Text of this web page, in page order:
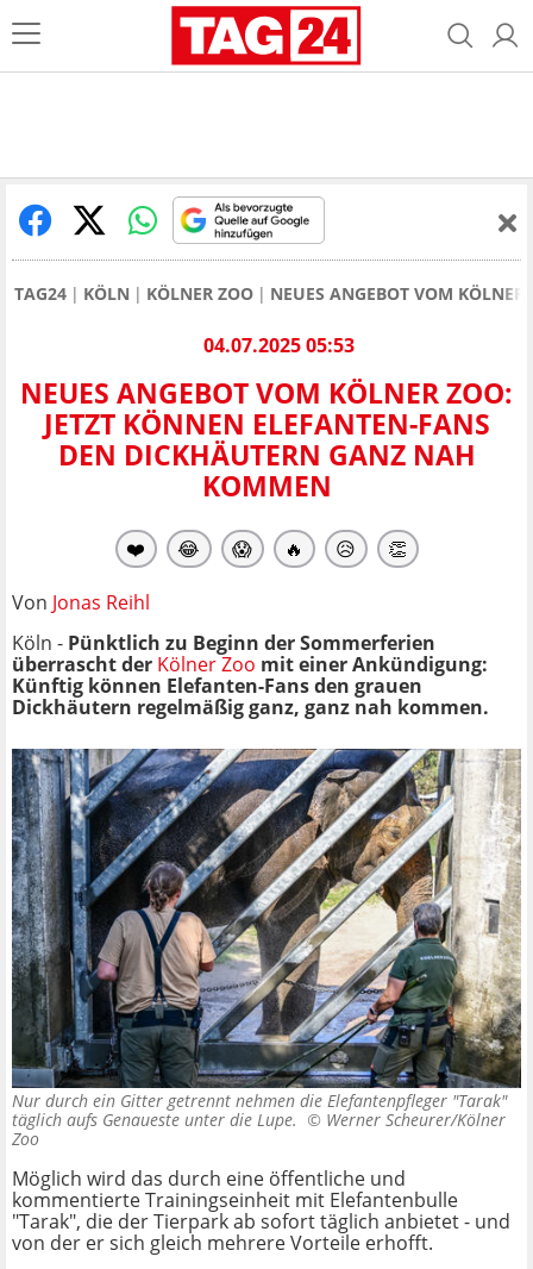
TAG24 KÖLN KÖLNER ZOO NEUES ANGEBOT VOM
04.07.2025 05:53
NEUES ANGEBOT VOM KÖLNER ZOO:
JETZT KÖNNEN ELEFANTEN-FANS
DEN DICKHÄUTERN GANZ NAH
KOMMEN
❤️ 😂 😱 🔥 😥 👏
Von Jonas Reihl
Köln - Pünktlich zu Beginn der Sommerferien
überrascht der Kölner Zoo mit einer Ankündigung:
Künftig können Elefanten-Fans den grauen
Dickhäutern regelmäßig ganz, ganz nah kommen.
Nur durch ein Gitter getrennt nehmen die Elefantenpfleger "Tarak"
täglich aufs Genaueste unter die Lupe. © Werner Scheurer/Kölner
Zoo
Möglich wird das durch eine öffentliche und
kommentierte Trainingseinheit mit Elefantenbulle
"Tarak", die der Tierpark ab sofort täglich anbietet - und
von der er sich gleich mehrere Vorteile erhofft.